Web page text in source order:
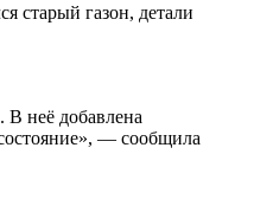
старый газон, детали
В неё добавлена
— сообщила